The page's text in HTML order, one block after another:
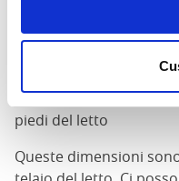
: La
Lunghezza: La
Altezza del piede:
piedi del letto
Queste dimensioni